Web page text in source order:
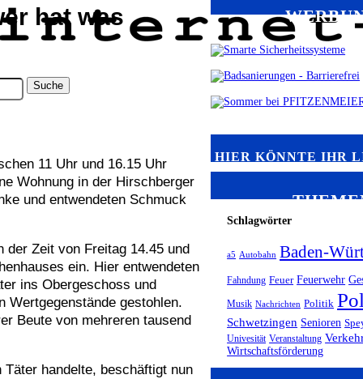
hat was
11 Uhr und 16.15 Uhr
Wohnung in der Hirschberger
und entwendeten Schmuck
der Zeit von Freitag 14.45 und
ein. Hier entwendeten
ins Obergeschoss und
Wertgegenstände gestohlen.
Beute von mehreren tausend
handelte, beschäftigt nun
HIER KÖNNTE IHR
Schlagwörter
a5 Autobahn Baden-
Fahndung Feuer Feuerwehr
Musik Nachrichten Politik
Schwetzingen Senioren
Univesität Veranstaltung
Wirtschaftsförderung